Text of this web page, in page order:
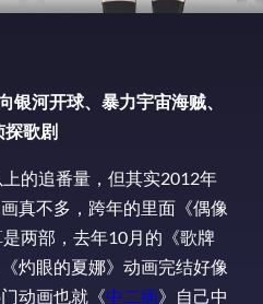
银河开球、暴力宇宙海贼、
探歌剧
的追番量，但其实2012年
真不多，跨年的里面《偶像
是两部，去年10月的《歌牌
灼眼的夏娜》动画完结好像
动画也就《中二病》自己中